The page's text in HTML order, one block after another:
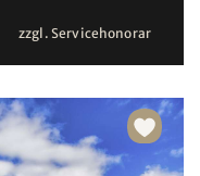
zzgl. Servicehonorar